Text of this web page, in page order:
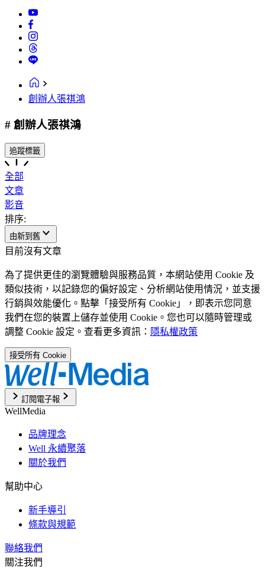
創辦人張祺鴻
# 創辦人張祺鴻
追蹤標籤
全部
文章
影音
排序:
由新到舊
目前沒有文章
為了提供更佳的瀏覽體驗與服務品質，本網站使用 Cookie 及
類似技術，以記錄您的偏好設定、分析網站使用情況，並支援
行銷與效能優化。點擊「接受所有 Cookie」，即表示您同意
我們在您的裝置上儲存並使用 Cookie。您也可以隨時管理或
調整 Cookie 設定。查看更多資訊： 隱私權政策
接受所有 Cookie
訂閱電子報
WellMedia
品牌理念
Well 永續聚落
關於我們
幫助中心
新手導引
條款與規範
聯絡我們
關注我們